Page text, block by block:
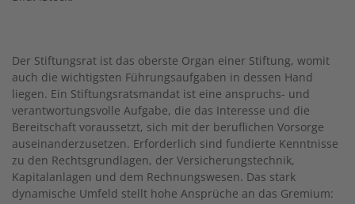
Der Stiftungsrat ist das oberste Organ einer Stiftung, womit
auch die wichtigsten Führungsaufgaben in dessen Hand
liegen. Ein Stiftungsratsmandat ist eine anspruchs- und
verantwortungsvolle Aufgabe, die das Interesse und die
Bereitschaft voraussetzt, sich mit der beruflichen Vorsorge
auseinanderzusetzen. Erforderlich sind fundierte Kenntnisse
zu den Rechtsgrundlagen, der Versicherungstechnik,
Kapitalanlagen und dem Rechnungswesen. Das stark
dynamische Umfeld stellt hohe Ansprüche an das Gremium: